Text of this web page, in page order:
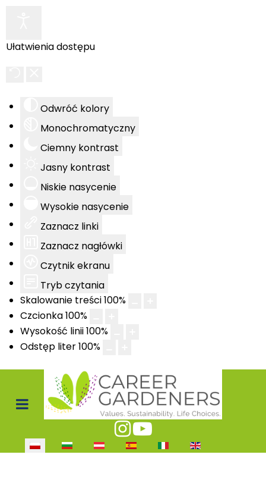
Ułatwienia dostępu
Odwróć kolory
Monochromatyczny
Ciemny kontrast
Jasny kontrast
Niskie nasycenie
Wysokie nasycenie
Zaznacz linki
Zaznacz nagłówki
Czytnik ekranu
Tryb czytania
Skalowanie treści100%
Czcionka100%
Wysokość linii100%
Odstęp liter100%
Wybierz swój język